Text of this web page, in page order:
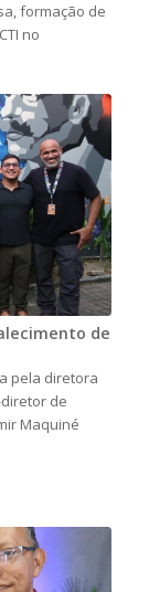
formação de
no
de
pela diretora
de
Maquiné